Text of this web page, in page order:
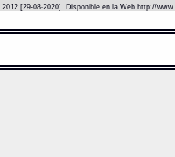
[29-08-2020]. Disponible en la Web http://